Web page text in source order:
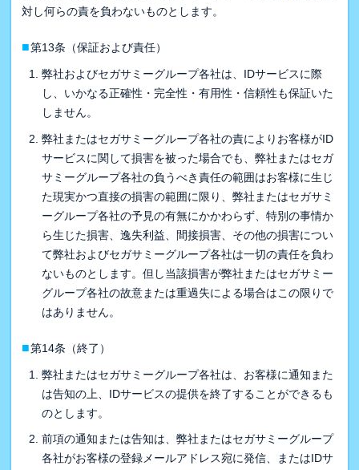
対し何らの責を負わないものとします。
■第13条（保証および責任）
弊社およびセガサミーグループ各社は、IDサービスに際
し、いかなる正確性・完全性・有用性・信頼性も保証いた
しません。
弊社またはセガサミーグループ各社の責によりお客様がID
サービスに関して損害を被った場合でも、弊社またはセガ
サミーグループ各社の負うべき責任の範囲はお客様に生じ
た現実かつ直接の損害の範囲に限り、弊社またはセガサミ
ーグループ各社の予見の有無にかかわらず、特別の事情か
ら生じた損害、逸失利益、間接損害、その他の損害につい
て弊社およびセガサミーグループ各社は一切の責任を負わ
ないものとします。但し当該損害が弊社またはセガサミー
グループ各社の故意または重過失による場合はこの限りで
はありません。
■第14条（終了）
弊社またはセガサミーグループ各社は、お客様に通知また
は告知の上、IDサービスの提供を終了することができるも
のとします。
前項の通知または告知は、弊社またはセガサミーグループ
各社がお客様の登録メールアドレス宛に発信、またはIDサ